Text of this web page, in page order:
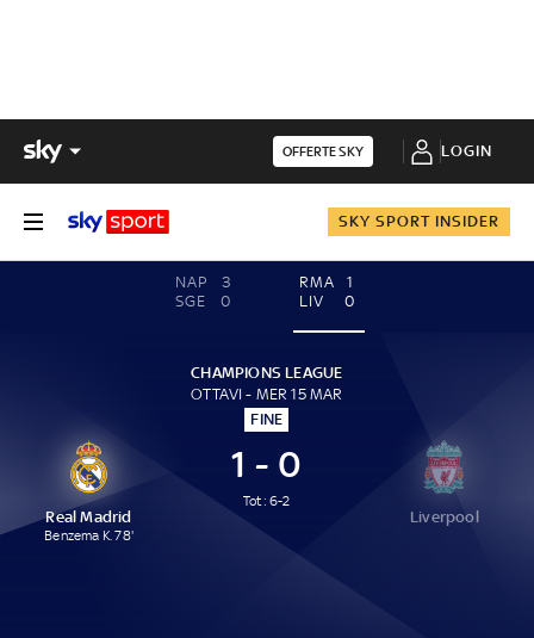
OFFERTE SKY LOGIN
SKY SPORT INSIDER
NAP
3
SGE
0
RMA
1
LIV
0
CHAMPIONS LEAGUE
OTTAVI - MER 15 MAR
FINE
Real Madrid
Benzema K. 78'
1 - 0
Tot: 6-2
Liverpool